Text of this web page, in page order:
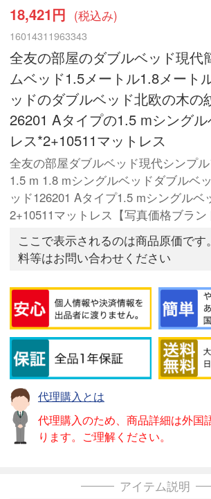
18,421円 (税込み)
16014311963343
全友の部屋のダブルベッド現代
ムベッド1.5メートル1.8メート
ッドのダブルベッド北欧の木の
26201 Aタイプの1.5 mシングル
レス*2+10511マットレス
全友の部屋ダブルベッド現代シンプ
1.5 m 1.8 mシングルベッドダブルベ
ッド126201 Aタイプ1.5 mシングルベ
2+10511マットレス【写真価格ブラ
ここで表示されるのは商品原価です
料等はお問い合わせください
代理購入とは
代理購入のため、商品詳細は外国
ります。ご理解ください。
アイテム説明